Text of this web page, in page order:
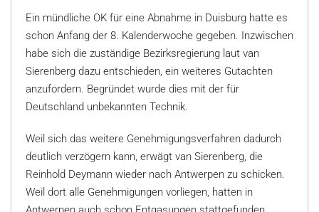
Ein mündliche OK für eine Abnahme in Duisburg hatte es
schon Anfang der 8. Kalenderwoche gegeben. Inzwischen
habe sich die zuständige Bezirksregierung laut van
Sierenberg dazu entschieden, ein weiteres Gutachten
anzufordern. Begründet wurde dies mit der für
Deutschland unbekannten Technik.
Weil sich das weitere Genehmigungsverfahren dadurch
deutlich verzögern kann, erwägt van Sierenberg, die
Reinhold Deymann wieder nach Antwerpen zu schicken.
Weil dort alle Genehmigungen vorliegen, hatten in